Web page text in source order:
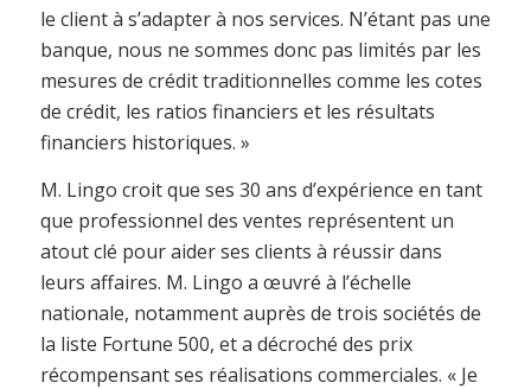
le client à s’adapter à nos services. N’étant pas une
banque, nous ne sommes donc pas limités par les
mesures de crédit traditionnelles comme les cotes
de crédit, les ratios financiers et les résultats
financiers historiques. »
M. Lingo croit que ses 30 ans d’expérience en tant
que professionnel des ventes représentent un
atout clé pour aider ses clients à réussir dans
leurs affaires. M. Lingo a œuvré à l’échelle
nationale, notamment auprès de trois sociétés de
la liste Fortune 500, et a décroché des prix
récompensant ses réalisations commerciales. « Je